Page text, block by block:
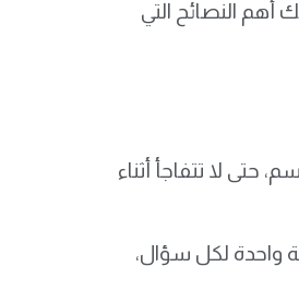
النصائح التي
لا تتفاجأ أثناء
ألا تتجاوز دقيقة واحدة لكل سؤال،